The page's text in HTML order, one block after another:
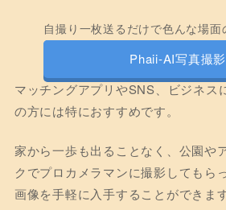
自撮り一枚送るだけで色んな場面
Phaii‐AI写真撮
マッチングアプリやSNS、ビジネス
の方には特におすすめです。
家から一歩も出ることなく、公園や
クでプロカメラマンに撮影してもら
画像を手軽に入手することができます